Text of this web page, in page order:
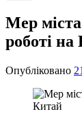
Мер міста
роботі
Опубліковано